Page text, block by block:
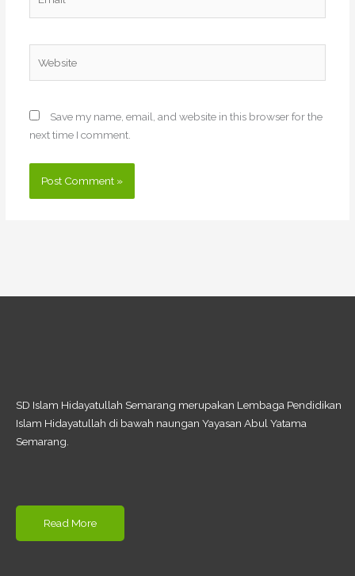
Save my name, email, and website in this browser for the
next time I comment.
SD Islam Hidayatullah Semarang merupakan Lembaga Pendidikan
Islam Hidayatullah di bawah naungan Yayasan Abul Yatama
Semarang.
Read More